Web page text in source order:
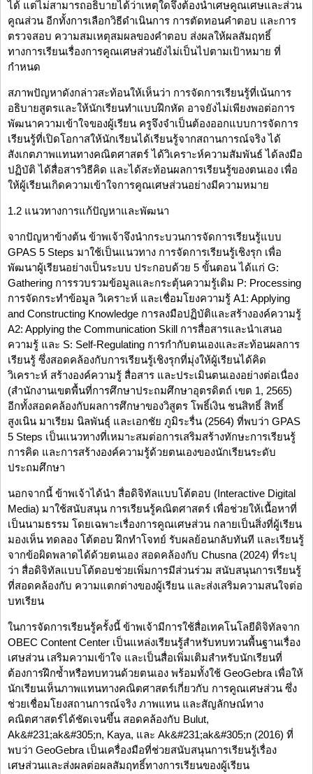
ได้ แต่ไม่สามารถอธิบายได้ว่าเหตุใดจึงต้องนำเศษคูณเศษและส่วน
คูณส่วน อีกทั้งการเลือกวิธีดำเนินการ การตัดทอนคำตอบ และการ
ตรวจสอบ ความสมเหตุสมผลของคำตอบ ส่งผลให้ผลสัมฤทธิ์
ทางการเรียนเรื่องการคูณเศษส่วนยังไม่เป็นไปตามเป้าหมาย ที่
กำหนด
สภาพปัญหาดังกล่าวสะท้อนให้เห็นว่า การจัดการเรียนรู้ที่เน้นการ
อธิบายสูตรและให้นักเรียนทำแบบฝึกหัด อาจยังไม่เพียงพอต่อการ
พัฒนาความเข้าใจของผู้เรียน ครูจึงจำเป็นต้องออกแบบการจัดการ
เรียนรู้ที่เปิดโอกาสให้นักเรียนได้เรียนรู้จากสถานการณ์จริง ได้
สังเกตภาพแทนทางคณิตศาสตร์ ได้วิเคราะห์ความสัมพันธ์ ได้ลงมือ
ปฏิบัติ ได้สื่อสารวิธีคิด และได้สะท้อนผลการเรียนรู้ของตนเอง เพื่อ
ให้ผู้เรียนเกิดความเข้าใจการคูณเศษส่วนอย่างมีความหมาย
1.2 แนวทางการแก้ปัญหาและพัฒนา
จากปัญหาข้างต้น ข้าพเจ้าจึงนำกระบวนการจัดการเรียนรู้แบบ
GPAS 5 Steps มาใช้เป็นแนวทาง การจัดการเรียนรู้เชิงรุก เพื่อ
พัฒนาผู้เรียนอย่างเป็นระบบ ประกอบด้วย 5 ขั้นตอน ได้แก่ G:
Gathering การรวบรวมข้อมูลและกระตุ้นความรู้เดิม P: Processing
การจัดกระทำข้อมูล วิเคราะห์ และเชื่อมโยงความรู้ A1: Applying
and Constructing Knowledge การลงมือปฏิบัติและสร้างองค์ความรู้
A2: Applying the Communication Skill การสื่อสารและนำเสนอ
ความรู้ และ S: Self-Regulating การกำกับตนเองและสะท้อนผลการ
เรียนรู้ ซึ่งสอดคล้องกับการเรียนรู้เชิงรุกที่มุ่งให้ผู้เรียนได้คิด
วิเคราะห์ สร้างองค์ความรู้ สื่อสาร และประเมินตนเองอย่างต่อเนื่อง
(สำนักงานเขตพื้นที่การศึกษาประถมศึกษาอุตรดิตถ์ เขต 1, 2565)
อีกทั้งสอดคล้องกับผลการศึกษาของวิสูตร โพธิ์เงิน ชนสิทธิ์ สิทธิ์
สูงเนิน มาเรียม นิลพันธุ์ และเอกชัย ภูมิระรื่น (2564) ที่พบว่า GPAS
5 Steps เป็นแนวทางที่เหมาะสมต่อการเสริมสร้างทักษะการเรียนรู้
การคิด และการสร้างองค์ความรู้ด้วยตนเองของนักเรียนระดับ
ประถมศึกษา
นอกจากนี้ ข้าพเจ้าได้นำ สื่อดิจิทัลแบบโต้ตอบ (Interactive Digital
Media) มาใช้สนับสนุน การเรียนรู้คณิตศาสตร์ เพื่อช่วยให้เนื้อหาที่
เป็นนามธรรม โดยเฉพาะเรื่องการคูณเศษส่วน กลายเป็นสิ่งที่ผู้เรียน
มองเห็น ทดลอง โต้ตอบ ฝึกทำโจทย์ รับผลย้อนกลับทันที และเรียนรู้
จากข้อผิดพลาดได้ด้วยตนเอง สอดคล้องกับ Chusna (2024) ที่ระบุ
ว่า สื่อดิจิทัลแบบโต้ตอบช่วยเพิ่มการมีส่วนร่วม สนับสนุนการเรียนรู้
ที่สอดคล้องกับ ความแตกต่างของผู้เรียน และส่งเสริมความสนใจต่อ
บทเรียน
ในการจัดการเรียนรู้ครั้งนี้ ข้าพเจ้ามีการใช้สื่อเทคโนโลยีดิจิทัลจาก
OBEC Content Center เป็นแหล่งเรียนรู้สำหรับทบทวนพื้นฐานเรื่อง
เศษส่วน เสริมความเข้าใจ และเป็นสื่อเพิ่มเติมสำหรับนักเรียนที่
ต้องการฝึกซ้ำหรือทบทวนด้วยตนเอง พร้อมทั้งใช้ GeoGebra เพื่อให้
นักเรียนเห็นภาพแทนทางคณิตศาสตร์เกี่ยวกับ การคูณเศษส่วน ซึ่ง
ช่วยเชื่อมโยงสถานการณ์จริง ภาพแทน และสัญลักษณ์ทาง
คณิตศาสตร์ได้ชัดเจนขึ้น สอดคล้องกับ Bulut,
Ak&#231;ak&#305;n, Kaya, และ Ak&#231;ak&#305;n (2016) ที่
พบว่า GeoGebra เป็นเครื่องมือที่ช่วยสนับสนุนการเรียนรู้เรื่อง
เศษส่วนและส่งผลต่อผลสัมฤทธิ์ทางการเรียนของผู้เรียน